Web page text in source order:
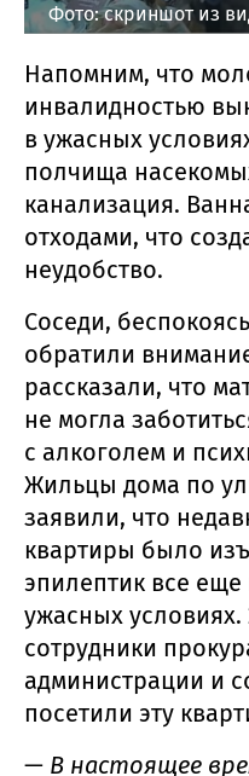
Фото: скриншот из
Напомним, что
инвалидностью
в ужасных
полчища
канализация.
отходами, что
неудобство.
Соседи,
обратили
рассказали, что
не могла
с алкоголем и
Жильцы дома по
заявили, что
квартиры было
эпилептик все
ужасных условиях.
сотрудники
администрации и
посетили эту
— В настоящее